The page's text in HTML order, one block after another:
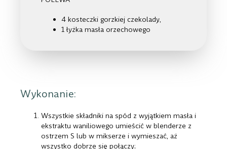
4 kosteczki gorzkiej czekolady,
1 łyżka masła orzechowego
Wykonanie:
Wszystkie składniki na spód z wyjątkiem masła i
ekstraktu waniliowego umieścić w blenderze z
ostrzem S lub w mikserze i wymieszać, aż
wszystko dobrze się połączy;